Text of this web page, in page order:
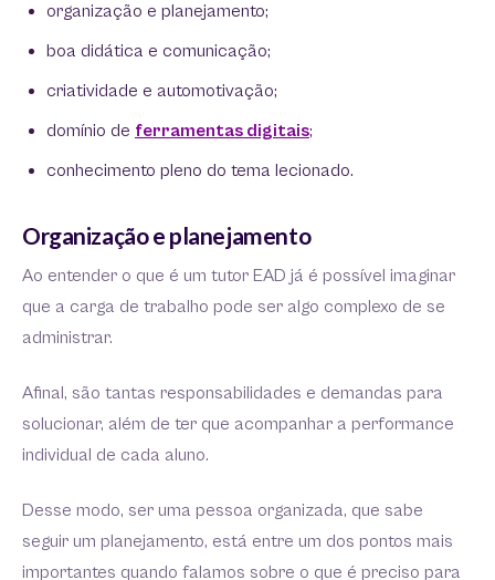
organização e planejamento;
boa didática e comunicação;
criatividade e automotivação;
domínio de ferramentas digitais;
conhecimento pleno do tema lecionado.
Organização e planejamento
Ao entender o que é um tutor EAD já é possível imaginar
que a carga de trabalho pode ser algo complexo de se
administrar.
Afinal, são tantas responsabilidades e demandas para
solucionar, além de ter que acompanhar a performance
individual de cada aluno.
Desse modo, ser uma pessoa organizada, que sabe
seguir um planejamento, está entre um dos pontos mais
importantes quando falamos sobre o que é preciso para